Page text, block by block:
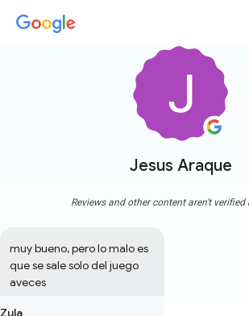
Jesus Araque
Reviews and other content aren't verified
muy bueno, pero lo malo es
que se sale solo del juego
aveces
Zula